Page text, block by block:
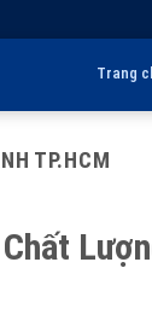
Trang
TP.HCM